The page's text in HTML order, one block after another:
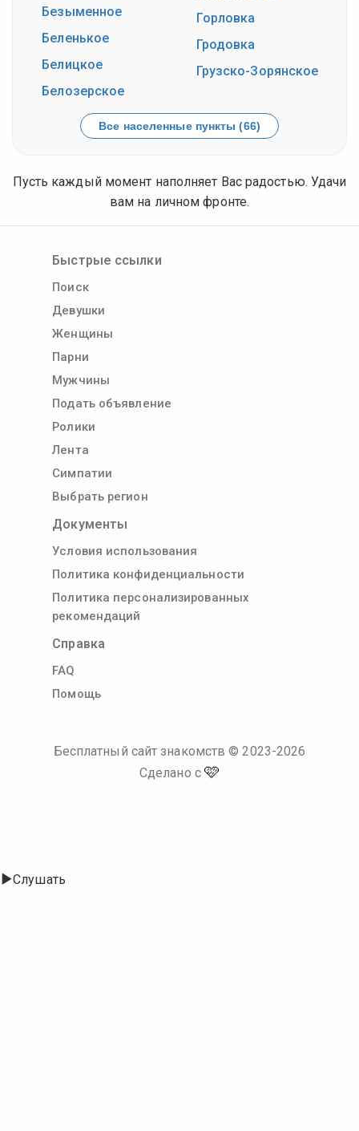
Безыменное
Беленькое
Белицкое
Белозерское
Горловка
Гродовка
Грузско-Зорянское
Все населенные пункты (66)
Пусть каждый момент наполняет Вас радостью. Удачи
вам на личном фронте.
Быстрые ссылки
Поиск
Девушки
Женщины
Парни
Мужчины
Подать объявление
Ролики
Лента
Симпатии
Выбрать регион
Документы
Условия использования
Политика конфиденциальности
Политика персонализированных
рекомендаций
Справка
FAQ
Помощь
Бесплатный сайт знакомств © 2023-2026
Сделано с 🩷
Слушать